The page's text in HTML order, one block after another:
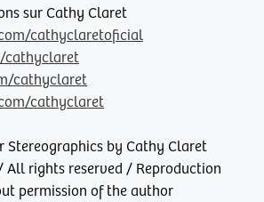
sur Cathy Claret
cathyclaretoficial
cathyclaret
cathyclaret
cathyclaret
Stereographics by Cathy Claret
rights reserved / Reproduction
permission of the author